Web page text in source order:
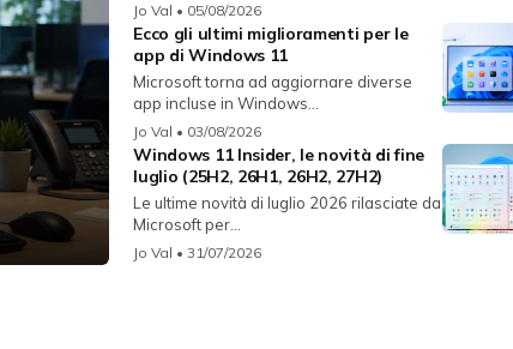
Jo Val • 05/08/2026
Ecco gli ultimi miglioramenti per le
app di Windows 11
Microsoft torna ad aggiornare diverse
app incluse in Windows...
Jo Val • 03/08/2026
Windows 11 Insider, le novità di fine
luglio (25H2, 26H1, 26H2, 27H2)
Le ultime novità di luglio 2026 rilasciate da
Microsoft per...
Jo Val • 31/07/2026